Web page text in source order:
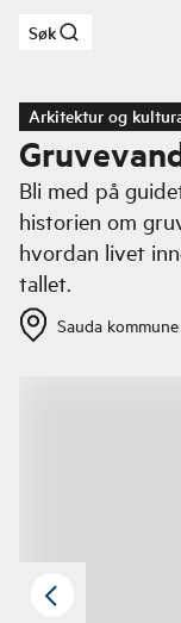
Hopp til
Søk
Arkitektur og
Bli med på
historien om
hvordan livet
tallet.
Sauda kommune